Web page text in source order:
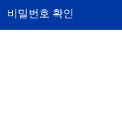
비밀번호 확인